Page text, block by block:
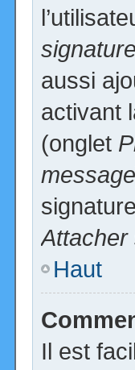
signature
aussi
activant
(onglet
message
Attacher
Haut
Il est